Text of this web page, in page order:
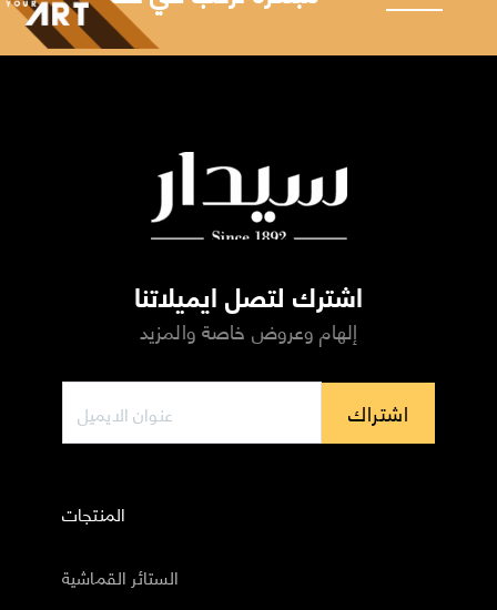
اشترك لتصل ايميلاتنا
إلهام وعروض خاصة والمزيد
اشتراك
المنتجات
الستائر القماشية